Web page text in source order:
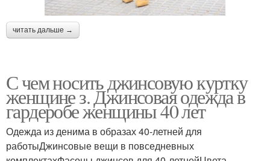
читать дальше →
С чем носить джинсовую куртку
женщине з. Джинсовая одежда в
гардеробе женщины 40 лет
Одежда из денима в образах 40-летней для
работыДжинсовые вещи в повседневных